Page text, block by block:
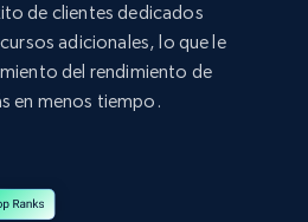
Comenzar ahora
Description, Initial
de clientes dedicados
adicionales, lo que le
del rendimiento de
en menos tiempo.